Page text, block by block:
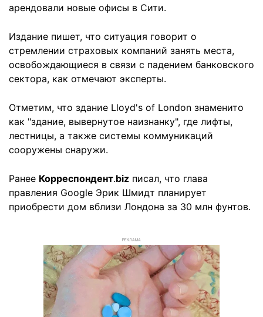
арендовали новые офисы в Сити.
Издание пишет, что ситуация говорит о
стремлении страховых компаний занять места,
освобождающиеся в связи с падением банковского
сектора, как отмечают эксперты.
Отметим, что здание Lloyd's of London знаменито
как "здание, вывернутое наизнанку", где лифты,
лестницы, а также системы коммуникаций
сооружены снаружи.
Ранее Корреспондент.biz писал, что глава
правления Google Эрик Шмидт планирует
приобрести дом вблизи Лондона за 30 млн фунтов.
РЕКЛАМА